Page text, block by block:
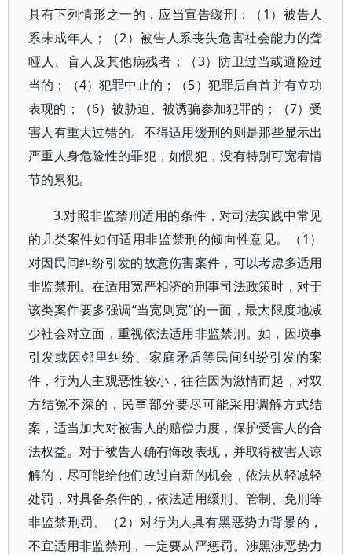
具有下列情形之一的，应当宣告缓刑：（1）被告人
系未成年人；（2）被告人系丧失危害社会能力的聋
哑人、盲人及其他病残者；（3）防卫过当或避险过
当的；（4）犯罪中止的；（5）犯罪后自首并有立功
表现的；（6）被胁迫、被诱骗参加犯罪的；（7）受
害人有重大过错的。不得适用缓刑的则是那些显示出
严重人身危险性的罪犯，如惯犯，没有特别可宽宥情
节的累犯。
3.对照非监禁刑适用的条件，对司法实践中常见
的几类案件如何适用非监禁刑的倾向性意见。（1）
对因民间纠纷引发的故意伤害案件，可以考虑多适用
非监禁刑。在适用宽严相济的刑事司法政策时，对于
该类案件要多强调“当宽则宽”的一面，最大限度地减
少社会对立面，重视依法适用非监禁刑。如，因琐事
引发或因邻里纠纷、家庭矛盾等民间纠纷引发的案
件，行为人主观恶性较小，往往因为激情而起，对双
方结冤不深的，民事部分要尽可能采用调解方式结
案，适当加大对被害人的赔偿力度，保护受害人的合
法权益。对于被告人确有悔改表现，并取得被害人谅
解的，尽可能给他们改过自新的机会，依法从轻减轻
处罚，对具备条件的，依法适用缓刑、管制、免刑等
非监禁刑罚。（2）对行为人具有黑恶势力背景的，
不宜适用非监禁刑，一定要从严惩罚。涉黑涉恶势力